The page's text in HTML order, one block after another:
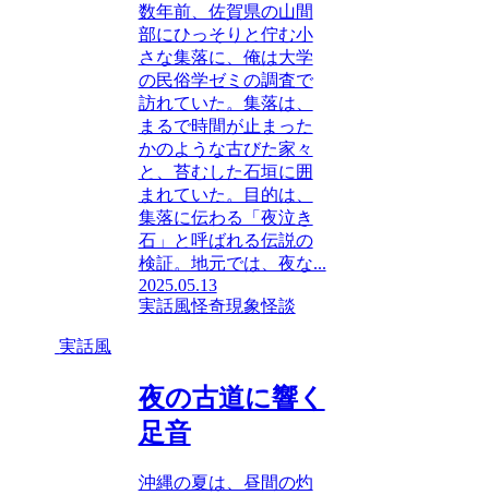
数年前、佐賀県の山間
部にひっそりと佇む小
さな集落に、俺は大学
の民俗学ゼミの調査で
訪れていた。集落は、
まるで時間が止まった
かのような古びた家々
と、苔むした石垣に囲
まれていた。目的は、
集落に伝わる「夜泣き
石」と呼ばれる伝説の
検証。地元では、夜な...
2025.05.13
実話風怪奇現象怪談
実話風
夜の古道に響く
足音
沖縄の夏は、昼間の灼